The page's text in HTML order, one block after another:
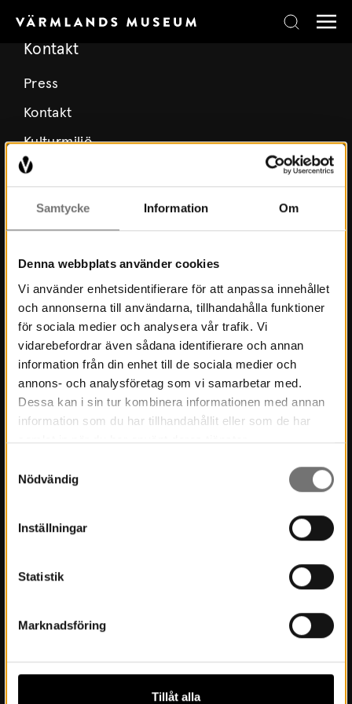
Samtycke Information Om
Denna webbplats använder cookies
Vi använder enhetsidentifierare för att anpassa innehållet
och annonserna till användarna, tillhandahålla funktioner
för sociala medier och analysera vår trafik. Vi
vidarebefordrar även sådana identifierare och annan
information från din enhet till de sociala medier och
annons- och analysföretag som vi samarbetar med.
Dessa kan i sin tur kombinera informationen med annan
information som du har tillhandahållit eller som de har
samlat in när du har använt deras tjänster.
Nödvändig
Inställningar
Statistik
Marknadsföring
Tillåt alla
Kontakt
Press
Kontakt
Kulturmiljö
Stöd Värmlands Museum
Prenumerera på nyhetsbrev
Prenumerera på lärarbrev
Om Museet
Nyheter
Museets historia
Verksamhetsberättelser
Integritetspolicy
Besök oss
Boka möten och konferens